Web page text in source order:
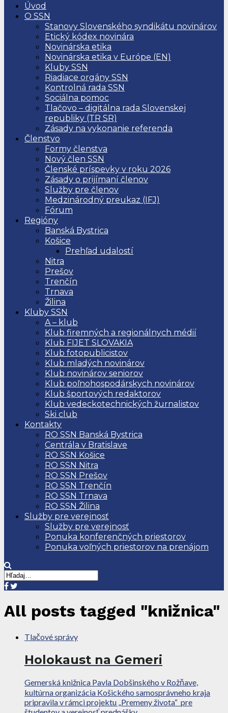
Úvod
O SSN
Stanovy Slovenského syndikátu novinárov
Etický kódex novinára
Novinárska etika
Novinárska etika v Európe (EN)
Kluby SSN
Riadiace orgány SSN
Kontrolná rada SSN
Sociálna pomoc
Tlačovo – digitálna rada Slovenskej
republiky (TR SR)
Zásady na vykonanie referenda
Členstvo
Formy členstva
Nový člen SSN
Členské príspevky v roku 2026
Zásady o prijímaní členov
Služby pre členov
Medzinárodný preukaz (IFJ)
Fórum
Regióny
Banská Bystrica
Košice
Prehľad udalostí
Nitra
Prešov
Trenčín
Trnava
Žilina
Kluby SSN
A – klub
Klub firemných a regionálnych médií
Klub FIJET SLOVAKIA
Klub fotopublicistov
Klub mladých novinárov
Klub novinárov seniorov
Klub poľnohospodárskych novinárov
Klub športových redaktorov
Klub vedeckotechnických žurnalistov
Ski club
Kontakty
RO SSN Banská Bystrica
Centrála v Bratislave
RO SSN Košice
RO SSN Nitra
RO SSN Prešov
RO SSN Trenčín
RO SSN Trnava
RO SSN Žilina
Služby pre verejnosť
Služby pre verejnosť
Ponuka konferenčných priestorov
Ponuka voľných priestorov na prenájom
All posts tagged "knižnica"
Tlačové správy
Holokaust na Gemeri
Gemerská knižnica Pavla Dobšinského v Rožňave,
kultúrna organizácia Košického samosprávneho kraja
pripravila v rámci projektu „Premeny života“ pre